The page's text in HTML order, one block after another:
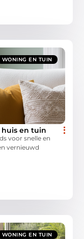
WONING EN TUIN
en tuin
voor snelle en
vernieuwd
WONING EN TUIN